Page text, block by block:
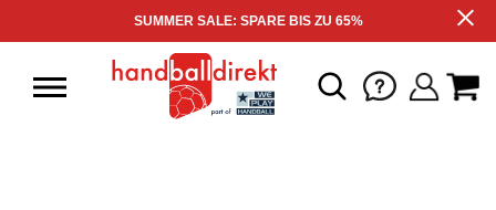
SUMMER SALE: SPARE BIS ZU 65%